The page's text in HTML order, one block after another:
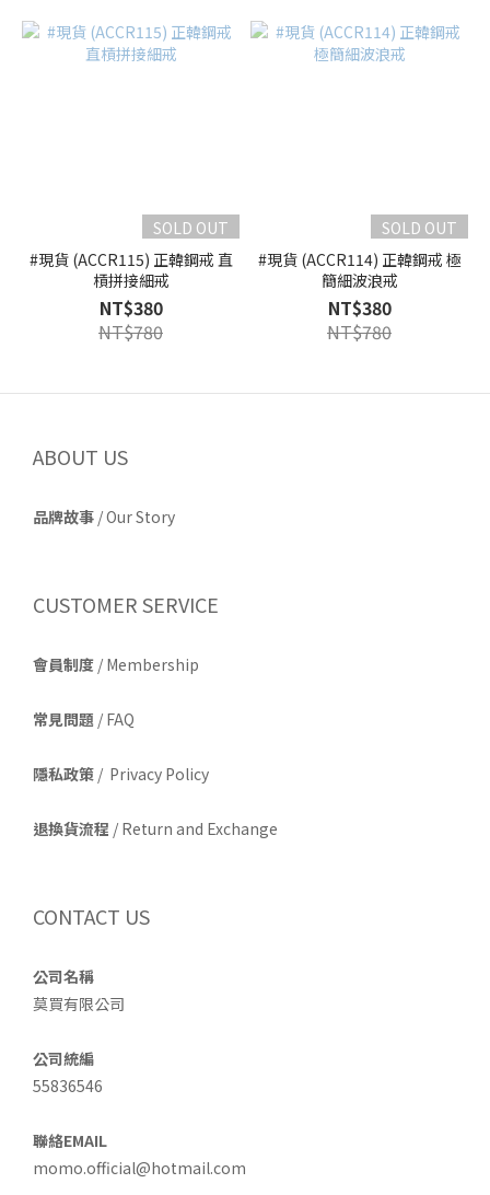
SOLD OUT
#現貨 (ACCR115) 正韓鋼戒 直
槓拼接細戒
NT$380
NT$780
SOLD OUT
#現貨 (ACCR114) 正韓鋼戒 極
簡細波浪戒
NT$380
NT$780
ABOUT US
品牌故事 /Our Story
CUSTOMER SERVICE
會員制度 / Membership
常見問題 / FAQ
隱私政策 / Privacy Policy
退換貨流程 / Return and Exchange
CONTACT US
公司名稱
莫買有限公司
公司統編
55836546
聯絡EMAIL
momo.official@hotmail.com